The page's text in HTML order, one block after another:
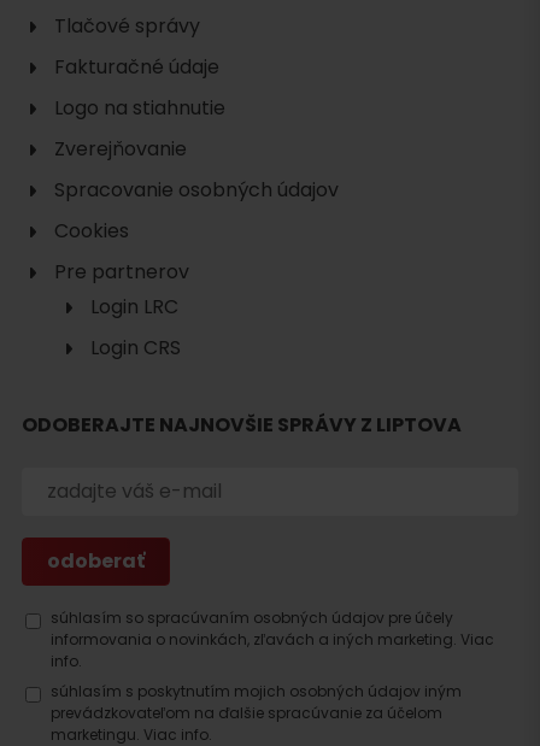
ubytovanie
Tlačové správy
Fakturačné údaje
Logo na stiahnutie
Zverejňovanie
Spracovanie osobných údajov
Cookies
Pre partnerov
Login LRC
Login CRS
ODOBERAJTE NAJNOVŠIE SPRÁVY Z LIPTOVA
súhlasím so spracúvaním osobných údajov pre účely
informovania o novinkách, zľavách a iných marketing. Viac
info.
súhlasím s poskytnutím mojich osobných údajov iným
prevádzkovateľom na ďalšie spracúvanie za účelom
marketingu. Viac info.